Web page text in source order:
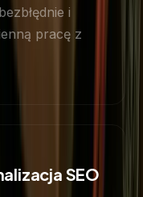
i
pracę z
SEO